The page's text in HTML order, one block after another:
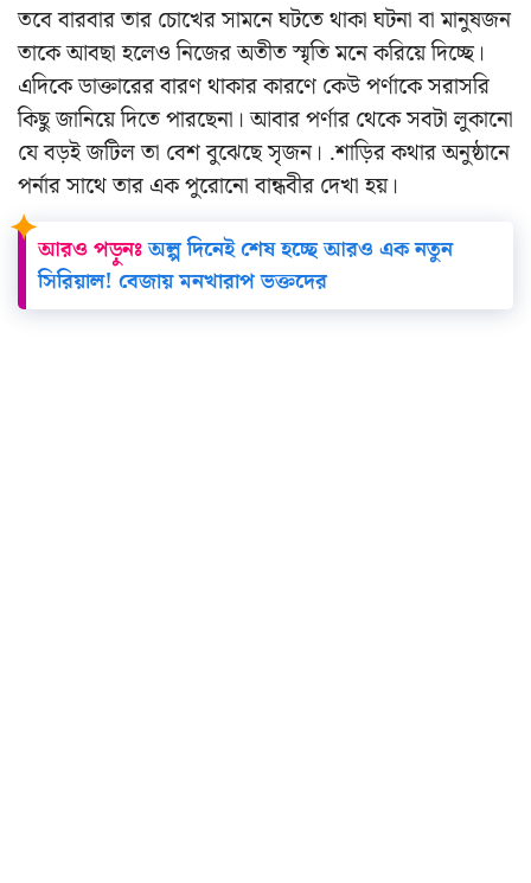
তবে বারবার তার চোখের সামনে ঘটতে থাকা ঘটনা বা মানুষজন
তাকে আবছা হলেও নিজের অতীত স্মৃতি মনে করিয়ে দিচ্ছে।
এদিকে ডাক্তারের বারণ থাকার কারণে কেউ পর্ণাকে সরাসরি
কিছু জানিয়ে দিতে পারছেনা। আবার পর্ণার থেকে সবটা লুকানো
যে বড়ই জটিল তা বেশ বুঝেছে সৃজন। .শাড়ির কথার অনুষ্ঠানে
পর্নার সাথে তার এক পুরোনো বান্ধবীর দেখা হয়।
আরও পড়ুনঃঅল্প দিনেই শেষ হচ্ছে আরও এক নতুন
সিরিয়াল! বেজায় মনখারাপ ভক্তদের